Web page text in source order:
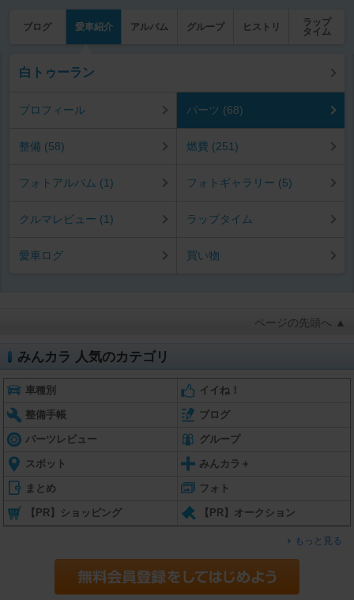
ブログ 愛車紹介 アルバム グループ ヒストリ
ラップ
タイム
白トゥーラン
プロフィール パーツ (68)
整備 (58) 燃費 (251)
フォトアルバム (1) フォトギャラリー (5)
クルマレビュー (1) ラップタイム
愛車ログ 買い物
ページの先頭へ ▲
みんカラ 人気のカテゴリ
車種別 イイね！
整備手帳 ブログ
パーツレビュー グループ
スポット みんカラ＋
まとめ フォト
【PR】ショッピング 【PR】オークション
もっと見る